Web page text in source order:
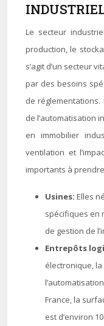
Le secteur
production, le
s’agit d’un secteur
par des besoins
de réglementations.
de l’automatisation
en immobilier
ventilation et
importants à
Usines: Elles
spécifiques en
de gestion de
Entrepôts
électronique,
France, la
est d’environ